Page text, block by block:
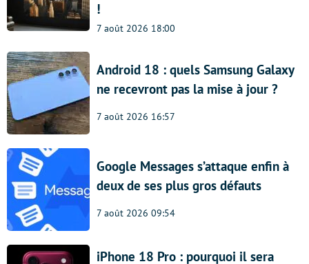
!
7 août 2026 18:00
Android 18 : quels Samsung Galaxy
ne recevront pas la mise à jour ?
7 août 2026 16:57
Google Messages s’attaque enfin à
deux de ses plus gros défauts
7 août 2026 09:54
iPhone 18 Pro : pourquoi il sera